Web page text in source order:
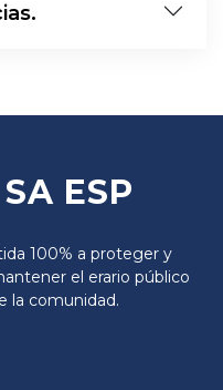
ESP
100% a proteger y
el erario público
la comunidad.